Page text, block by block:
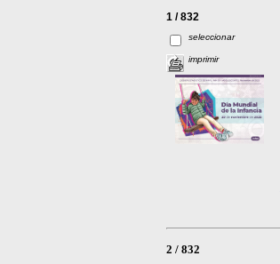
1 / 832
seleccionar
imprimir
2 / 832